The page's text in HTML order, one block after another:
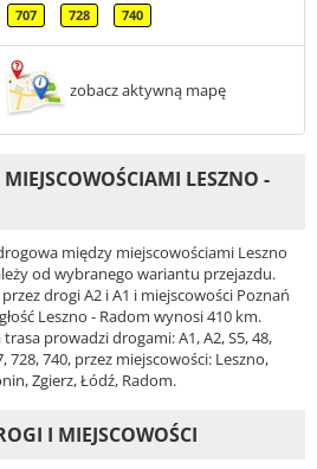
707 728 740
zobacz aktywną mapę
LESZNO -
między miejscowościami Leszno
od wybranego wariantu przejazdu.
przez drogi A2 i A1 i miejscowości Poznań
Leszno - Radom wynosi 410 km.
prowadzi drogami: A1, A2, S5, 48,
728, 740, przez miejscowości: Leszno,
Zgierz, Łódź, Radom.
I MIEJSCOWOŚCI